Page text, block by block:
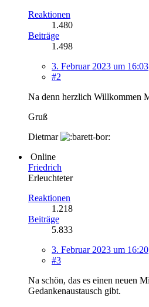
Reaktionen
1.480
Beiträge
1.498
3. Februar 2023 um 16:03
#2
Na denn herzlich Willkommen
Gruß
Dietmar
Online
Friedrich
Erleuchteter
Reaktionen
1.218
Beiträge
5.833
3. Februar 2023 um 16:20
#3
Na schön, das es einen neuen
Gedankenaustausch gibt.